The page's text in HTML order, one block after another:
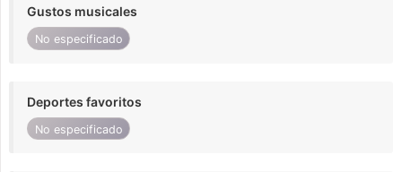
Gustos musicales
No especificado
Deportes favoritos
No especificado